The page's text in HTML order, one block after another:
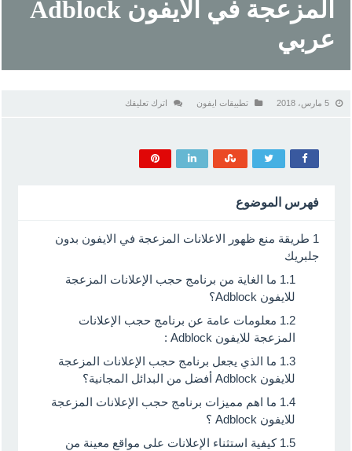
المزعجة في الايفون Adblock
عربي
5 مارس، 2018 تطبيقات ايفون اترك تعليقك
فهرس الموضوع
1 طريقة منع ظهور الاعلانات المزعجة في الايفون بدون
جلبريك
1.1 ما الغاية من برنامج حجب الإعلانات المزعجة
للايفون Adblock؟
1.2 معلومات عامة عن برنامج حجب الإعلانات
المزعجة للايفون Adblock :
1.3 ما الذي يجعل برنامج حجب الإعلانات المزعجة
للايفون Adblock أفضل من البدائل المجانية؟
1.4 ما اهم مميزات برنامج حجب الإعلانات المزعجة
للايفون Adblock ؟
1.5 كيفية استثناء الإعلانات على مواقع معينة من